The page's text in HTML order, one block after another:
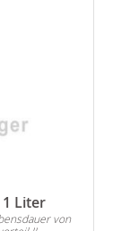
Liter
von